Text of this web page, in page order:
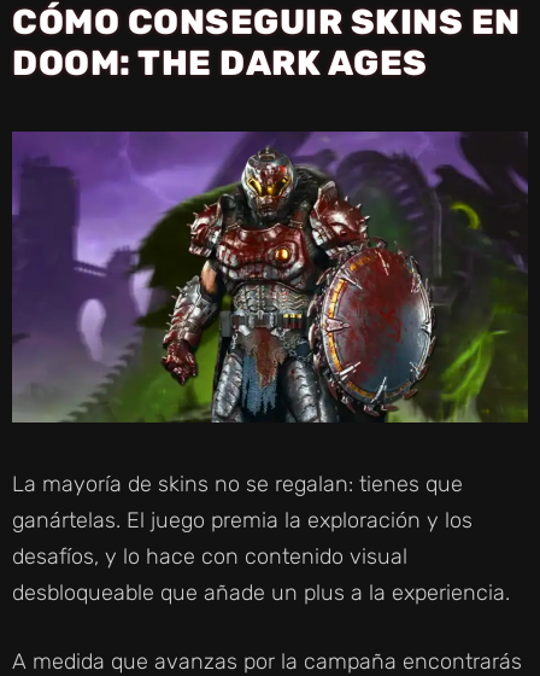
CÓMO CONSEGUIR SKINS EN
DOOM: THE DARK AGES
La mayoría de skins no se regalan: tienes que
ganártelas. El juego premia la exploración y los
desafíos, y lo hace con contenido visual
desbloqueable que añade un plus a la experiencia.
A medida que avanzas por la campaña encontrarás